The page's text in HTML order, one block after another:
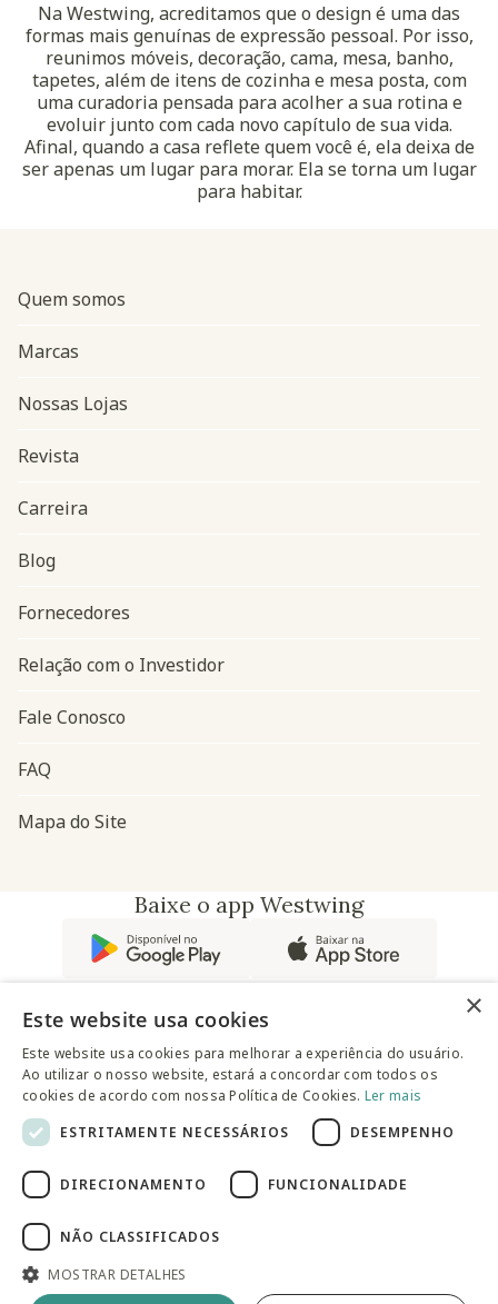
Na Westwing, acreditamos que o design é uma das
formas mais genuínas de expressão pessoal. Por isso,
reunimos móveis, decoração, cama, mesa, banho,
tapetes, além de itens de cozinha e mesa posta, com
uma curadoria pensada para acolher a sua rotina e
evoluir junto com cada novo capítulo de sua vida.
Afinal, quando a casa reflete quem você é, ela deixa de
ser apenas um lugar para morar. Ela se torna um lugar
para habitar.
Navegação do rodapé
Quem somos
Marcas
Nossas Lojas
Revista
Carreira
Blog
Fornecedores
Relação com o Investidor
Fale Conosco
FAQ
Mapa do Site
Baixe o app Westwing
@westwingbr
Somos uma empresa certificada
© 2025 Westwing Comércio Varejista S.A WESTWING
Av. Queiroz Filho, 1700 - Torre A 5° andar - Vila Hamburguesa -
São Paulo
×
Este website usa cookies
Este website usa cookies para melhorar a experiência do usuário.
Ao utilizar o nosso website, estará a concordar com todos os
cookies de acordo com nossa Política de Cookies. Ler mais
ESTRITAMENTE NECESSÁRIOS
DESEMPENHO
DIRECIONAMENTO FUNCIONALIDADE
NÃO CLASSIFICADOS
MOSTRAR DETALHES